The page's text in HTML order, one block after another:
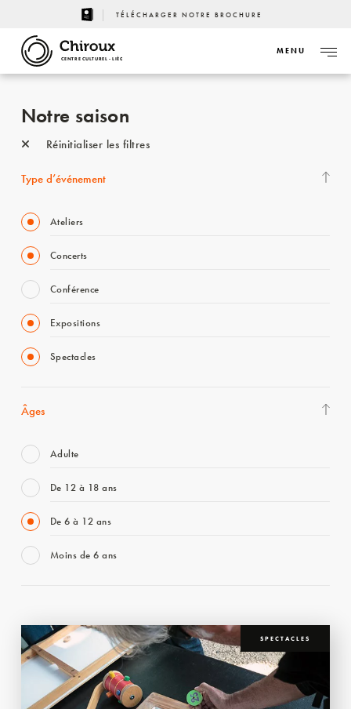
TÉLÉCHARGER NOTRE BROCHURE
CENTRE CULTUREL - LIÈGE
MENU
Notre saison
Réinitialiser les filtres
Type d’événement
Ateliers
Concerts
Conférence
Expositions
Spectacles
Âges
Adulte
De 12 à 18 ans
De 6 à 12 ans
Moins de 6 ans
SPECTACLES